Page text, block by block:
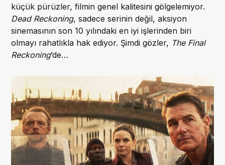
küçük pürüzler, filmin genel kalitesini gölgelemiyor.
Dead Reckoning, sadece serinin değil, aksiyon
sinemasının son 10 yılındaki en iyi işlerinden biri
olmayı rahatlıkla hak ediyor. Şimdi gözler, The Final
Reckoning’de…